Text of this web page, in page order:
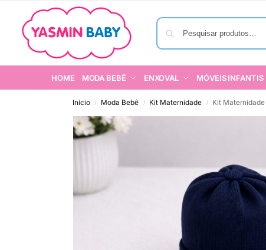
HOME MODA BEBÊ ENXOVAL MÓVEIS INFANTIS
Início / Moda Bebê / Kit Maternidade / Kit